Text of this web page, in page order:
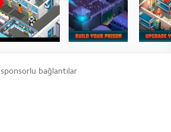
sponsorlu bağlantılar